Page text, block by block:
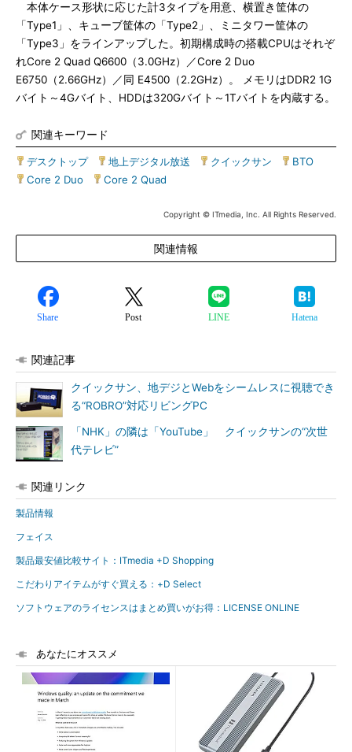
本体ケース形状に応じた計3タイプを用意、横置き筐体の
「Type1」、キューブ筐体の「Type2」、ミニタワー筐体の
「Type3」をラインアップした。初期構成時の搭載CPUはそれぞ
れCore 2 Quad Q6600（3.0GHz）／Core 2 Duo
E6750（2.66GHz）／同 E4500（2.2GHz）。 メモリはDDR2 1G
バイト～4Gバイト、HDDは320Gバイト～1Tバイトを内蔵する。
関連キーワード
デスクトップ| 地上デジタル放送 クイックサン BTO
Core 2 Duo
Core 2 Quad
Copyright © ITmedia, Inc. All Rights Reserved.
関連情報
Share Post LINE Hatena
関連記事
クイックサン、地デジとWebをシームレスに視聴でき
る“ROBRO”対応リビングPC
「NHK」の隣は「YouTube」 クイックサンの“次世
代テレビ”
関連リンク
製品情報
フェイス
製品最安値比較サイト：ITmedia +D Shopping
こだわりアイテムがすぐ買える：+D Select
ソフトウェアのライセンスはまとめ買いがお得：LICENSE ONLINE
あなたにオススメ